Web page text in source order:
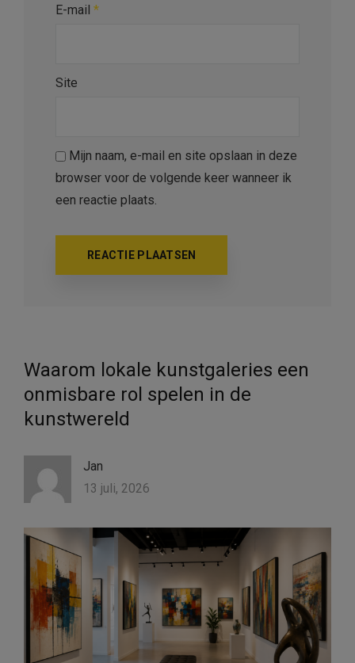
E-mail *
Site
Mijn naam, e-mail en site opslaan in deze
browser voor de volgende keer wanneer ik
een reactie plaats.
Waarom lokale kunstgaleries een
onmisbare rol spelen in de
kunstwereld
Jan
13 juli, 2026